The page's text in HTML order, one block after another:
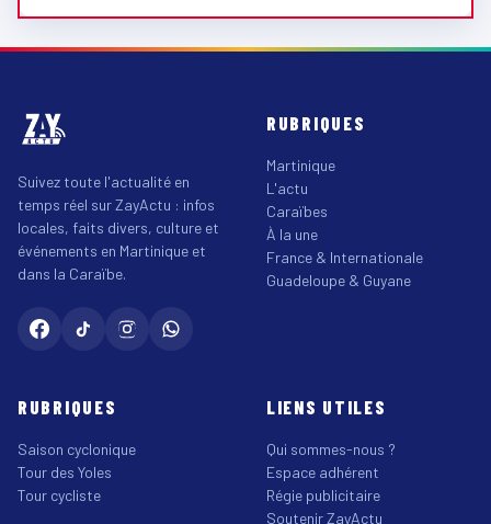
Suivez toute l'actualité en
temps réel sur ZayActu : infos
locales, faits divers, culture et
événements en Martinique et
dans la Caraïbe.
RUBRIQUES
Martinique
L'actu
Caraïbes
À la une
France & Internationale
Guadeloupe & Guyane
RUBRIQUES
Saison cyclonique
Tour des Yoles
Tour cycliste
LIENS UTILES
Qui sommes-nous ?
Espace adhérent
Régie publicitaire
Soutenir ZayActu